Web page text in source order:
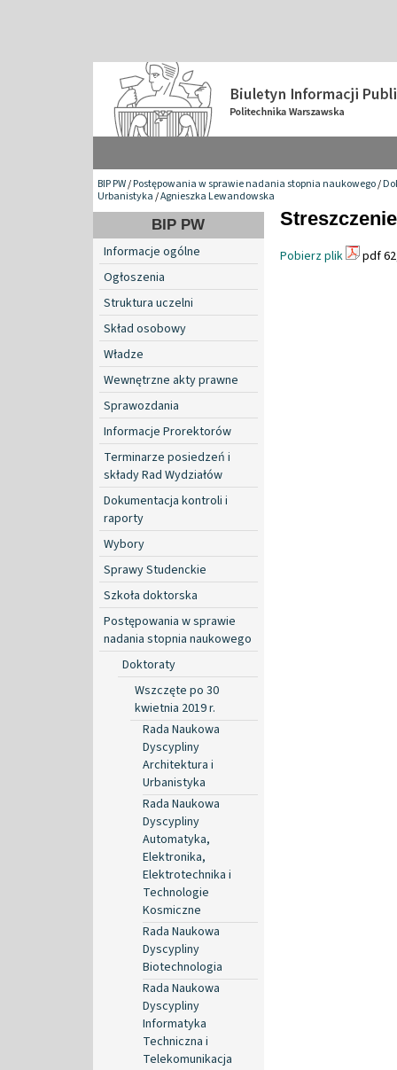
BIP PW/Postępowania w sprawie nadania stopnia naukowego/
Urbanistyka/Agnieszka Lewandowska
BIP PW
Informacje ogólne
Ogłoszenia
Struktura uczelni
Skład osobowy
Władze
Wewnętrzne akty prawne
Sprawozdania
Informacje Prorektorów
Terminarze posiedzeń i
składy Rad Wydziałów
Dokumentacja kontroli i
raporty
Wybory
Sprawy Studenckie
Szkoła doktorska
Postępowania w sprawie
nadania stopnia naukowego
Doktoraty
Wszczęte po 30
kwietnia 2019 r.
Rada Naukowa
Dyscypliny
Architektura i
Urbanistyka
Rada Naukowa
Dyscypliny
Automatyka,
Elektronika,
Elektrotechnika i
Technologie
Kosmiczne
Rada Naukowa
Dyscypliny
Biotechnologia
Rada Naukowa
Dyscypliny
Informatyka
Techniczna i
Telekomunikacja
Pobierz plik pdf